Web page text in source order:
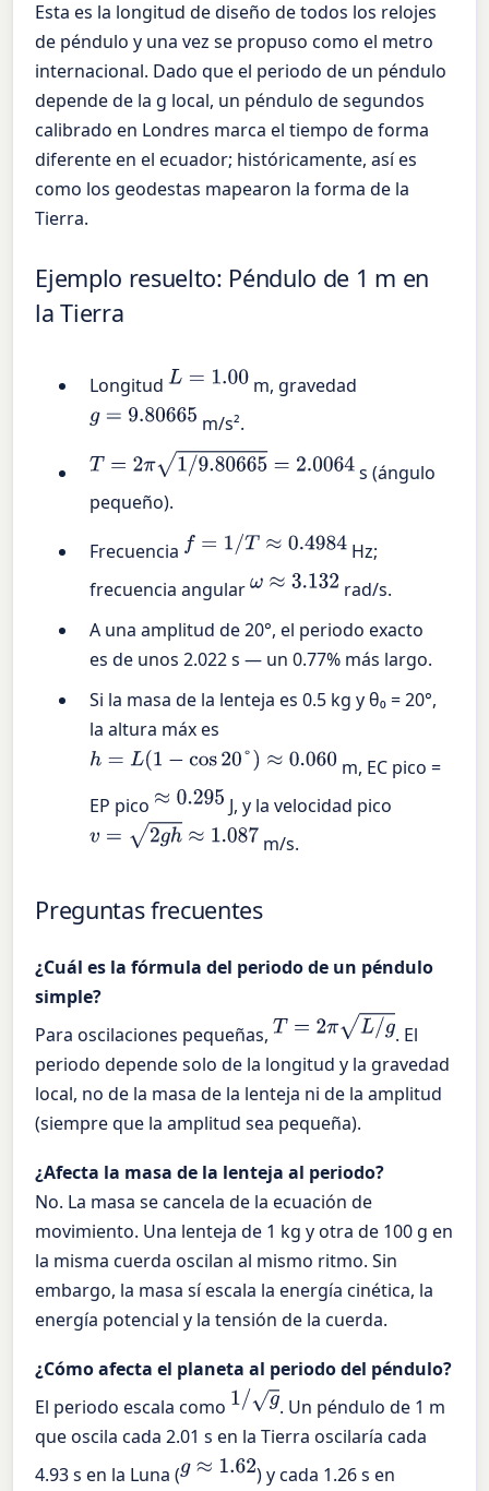
Esta es la longitud de diseño de todos los relojes
de péndulo y una vez se propuso como el metro
internacional. Dado que el periodo de un péndulo
depende de la g local, un péndulo de segundos
calibrado en Londres marca el tiempo de forma
diferente en el ecuador; históricamente, así es
como los geodestas mapearon la forma de la
Tierra.
Ejemplo resuelto: Péndulo de 1 m en
la Tierra
LongitudL= 1.00
m, gravedad
g =9.80665
m/s².
T= 2π 1/9.80665=2.0064
s (ángulo
pequeño).
Frecuencia f= 1/ T≈0.4984
Hz;
frecuencia angularω ≈3.132
rad/s.
A una amplitud de 20°, el periodo exacto
es de unos 2.022 s — un 0.77% más largo.
Si la masa de la lenteja es 0.5 kg y θ₀ = 20°,
la altura máx es
h=L( 1−cos20°)≈0.060
m, EC pico =
EP pico ≈0.295
J, y la velocidad pico
v=2g h≈1.087 m/s.
Preguntas frecuentes
¿Cuál es la fórmula del periodo de un péndulo
simple?
Para oscilaciones pequeñas, T= 2π L/g
. El
periodo depende solo de la longitud y la gravedad
local, no de la masa de la lenteja ni de la amplitud
(siempre que la amplitud sea pequeña).
¿Afecta la masa de la lenteja al periodo?
No. La masa se cancela de la ecuación de
movimiento. Una lenteja de 1 kg y otra de 100 g en
la misma cuerda oscilan al mismo ritmo. Sin
embargo, la masa sí escala la energía cinética, la
energía potencial y la tensión de la cuerda.
¿Cómo afecta el planeta al periodo del péndulo?
El periodo escala como 1/g
. Un péndulo de 1 m
que oscila cada 2.01 s en la Tierra oscilaría cada
4.93 s en la Luna (g ≈1.62
) y cada 1.26 s en